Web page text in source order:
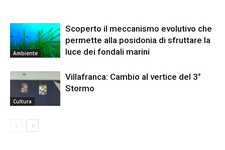
Ambiente
Scoperto il meccanismo evolutivo che
permette alla posidonia di sfruttare la
luce dei fondali marini
Cultura
Villafranca: Cambio al vertice del 3°
Stormo